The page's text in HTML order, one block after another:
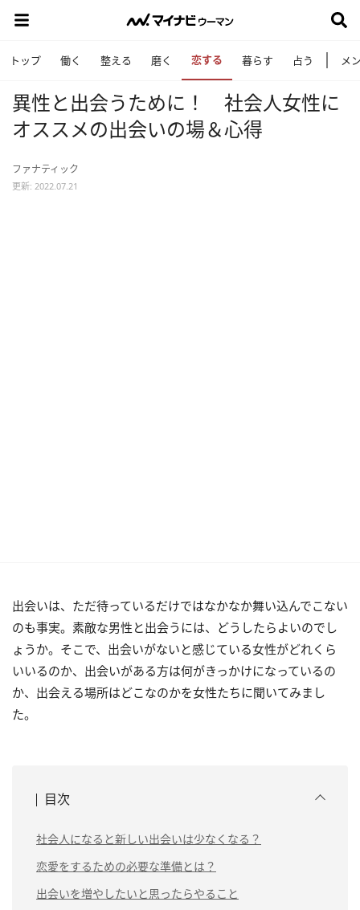
トップ 働く 整える 磨く 恋する 暮らす 占う メ
異性と出会うために！ 社会人女性に
オススメの出会いの場＆心得
ファナティック
更新: 2022.07.21
出会いは、ただ待っているだけではなかなか舞い込んでこない
のも事実。素敵な男性と出会うには、どうしたらよいのでし
ょうか。そこで、出会いがないと感じている女性がどれくら
いいるのか、出会いがある方は何がきっかけになっているの
か、出会える場所はどこなのかを女性たちに聞いてみまし
た。
目次
社会人になると新しい出会いは少なくなる？
恋愛をするための必要な準備とは？
出会いを増やしたいと思ったらやること